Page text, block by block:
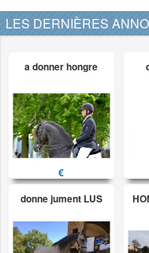
LES DERNIÈRES
a donner hongre
€
donne jument LUS